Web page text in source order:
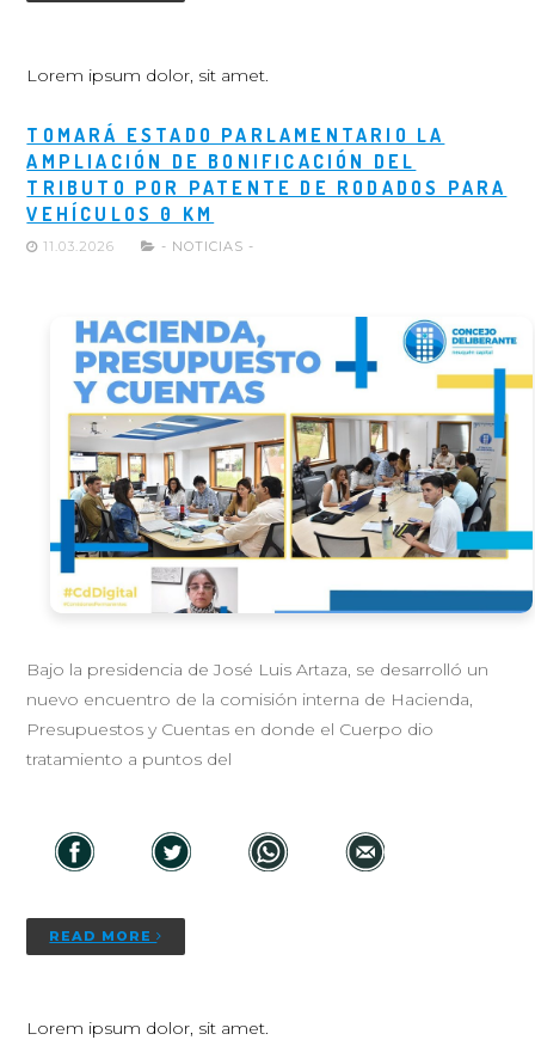
Lorem ipsum dolor, sit amet.
TOMARÁ ESTADO PARLAMENTARIO LA
AMPLIACIÓN DE BONIFICACIÓN DEL
TRIBUTO POR PATENTE DE RODADOS PARA
VEHÍCULOS 0 KM
11.03.2026 - NOTICIAS -
Bajo la presidencia de José Luis Artaza, se desarrolló un
nuevo encuentro de la comisión interna de Hacienda,
Presupuestos y Cuentas en donde el Cuerpo dio
tratamiento a puntos del
READ MORE
Lorem ipsum dolor, sit amet.